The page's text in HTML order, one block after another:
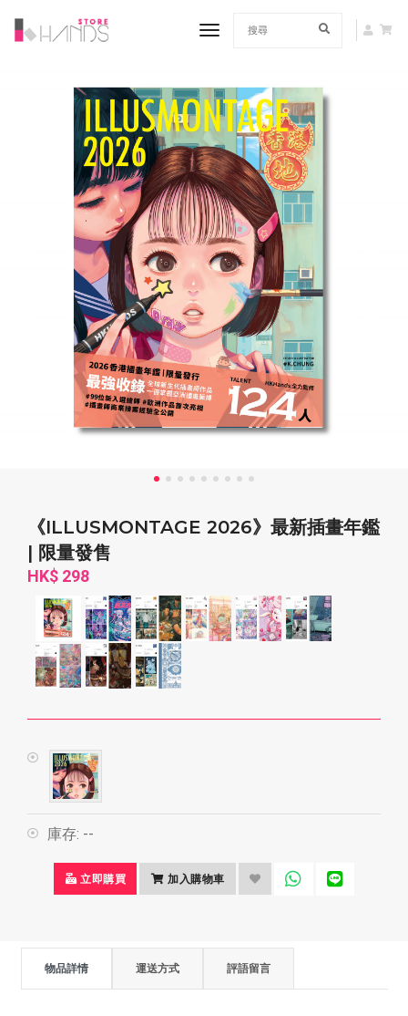
toggle navigation
《ILLUSMONTAGE 2026》最新插畫年鑑
| 限量發售
HK$ 298
庫存: --
立即購買 加入購物車
物品詳情 運送方式 評語留言